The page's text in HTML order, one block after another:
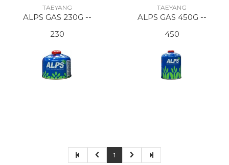
TAEYANG
ALPS GAS 230G --
230
TAEYANG
ALPS GAS 450G --
450
1